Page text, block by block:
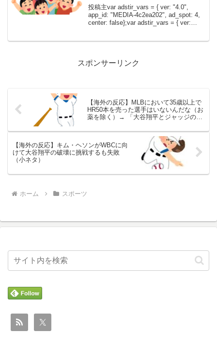
いいのに」「マジでこれは全世界
が日本を見習うべき」
投稿主var adstir_vars = { ver: "4.0",
app_id: "MEDIA-4c2ea202", ad_spot: 4,
center: false};var adstir_vars = { ver:
スポンサーリンク
【海外の反応】MLBにおいて35歳以上で
HR50本を売った選手はいないんだな（お
薬を除く）→ 「大谷翔平とジャッジのせ
い」
【海外の反応】キム・ヘソンがWBCに向
けて大谷翔平の破壊に挑戦するも失敗
（小ネタ）
ホーム スポーツ